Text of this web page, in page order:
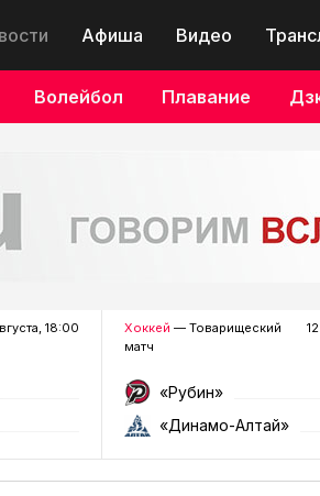
Афиша Видео
Волейбол Плавание
18:00 Хоккей — Товарищеский
матч
«Рубин»
«Динамо-Алтай»